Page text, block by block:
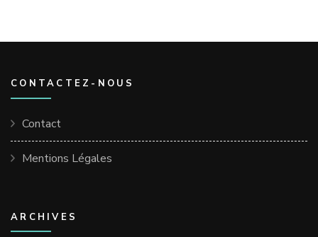
CONTACTEZ-NOUS
Contact
Mentions Légales
ARCHIVES